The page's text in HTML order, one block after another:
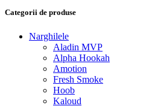
Categorii de produse
Narghilele
Aladin MVP
Alpha Hookah
Amotion
Fresh Smoke
Hoob
Kaloud